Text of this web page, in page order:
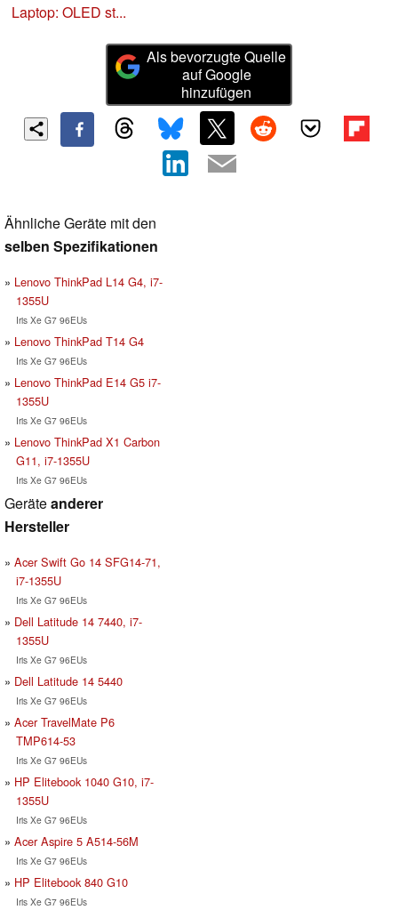
Laptop: OLED st...
Als bevorzugte Quelle
auf Google
hinzufügen
Ähnliche Geräte mit den
selben Spezifikationen
Lenovo ThinkPad L14 G4, i7-
1355U
Iris Xe G7 96EUs
Lenovo ThinkPad T14 G4
Iris Xe G7 96EUs
Lenovo ThinkPad E14 G5 i7-
1355U
Iris Xe G7 96EUs
Lenovo ThinkPad X1 Carbon
G11, i7-1355U
Iris Xe G7 96EUs
Geräteanderer
Hersteller
Acer Swift Go 14 SFG14-71,
i7-1355U
Iris Xe G7 96EUs
Dell Latitude 14 7440, i7-
1355U
Iris Xe G7 96EUs
Dell Latitude 14 5440
Iris Xe G7 96EUs
Acer TravelMate P6
TMP614-53
Iris Xe G7 96EUs
HP Elitebook 1040 G10, i7-
1355U
Iris Xe G7 96EUs
Acer Aspire 5 A514-56M
Iris Xe G7 96EUs
HP Elitebook 840 G10
Iris Xe G7 96EUs